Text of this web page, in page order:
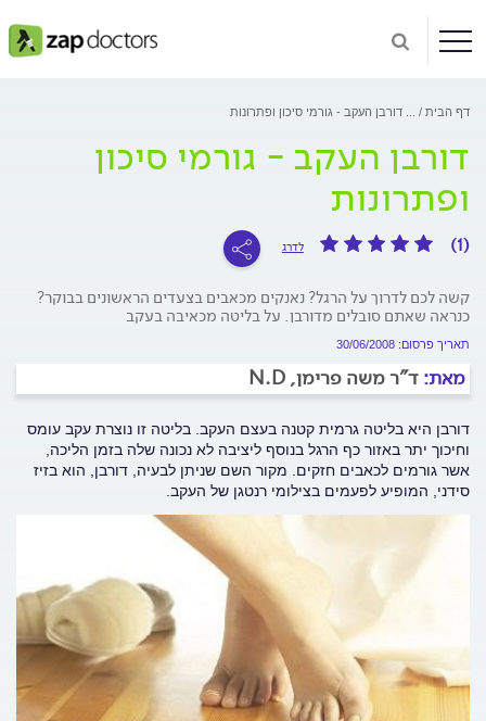
דף הבית דורבן העקב - גורמי סיכון ופתרונות
דורבן העקב - גורמי סיכון
ופתרונות
(1) לדרג
קשה לכם לדרוך על הרגל? נאנקים מכאבים בצעדים הראשונים בבוקר?
כנראה שאתם סובלים מדורבן. על בליטה מכאיבה בעקב
תאריך פרסום: 30/06/2008
מאת: ד"ר משה פרימן, N.D
דורבן היא בליטה גרמית קטנה בעצם העקב. בליטה זו נוצרת עקב עומס
וחיכוך יתר באזור כף הרגל בנוסף ליציבה לא נכונה שלה בזמן הליכה,
אשר גורמים לכאבים חזקים. מקור השם שניתן לבעיה, דורבן, הוא בזיז
סידני, המופיע לפעמים בצילומי רנטגן של העקב.